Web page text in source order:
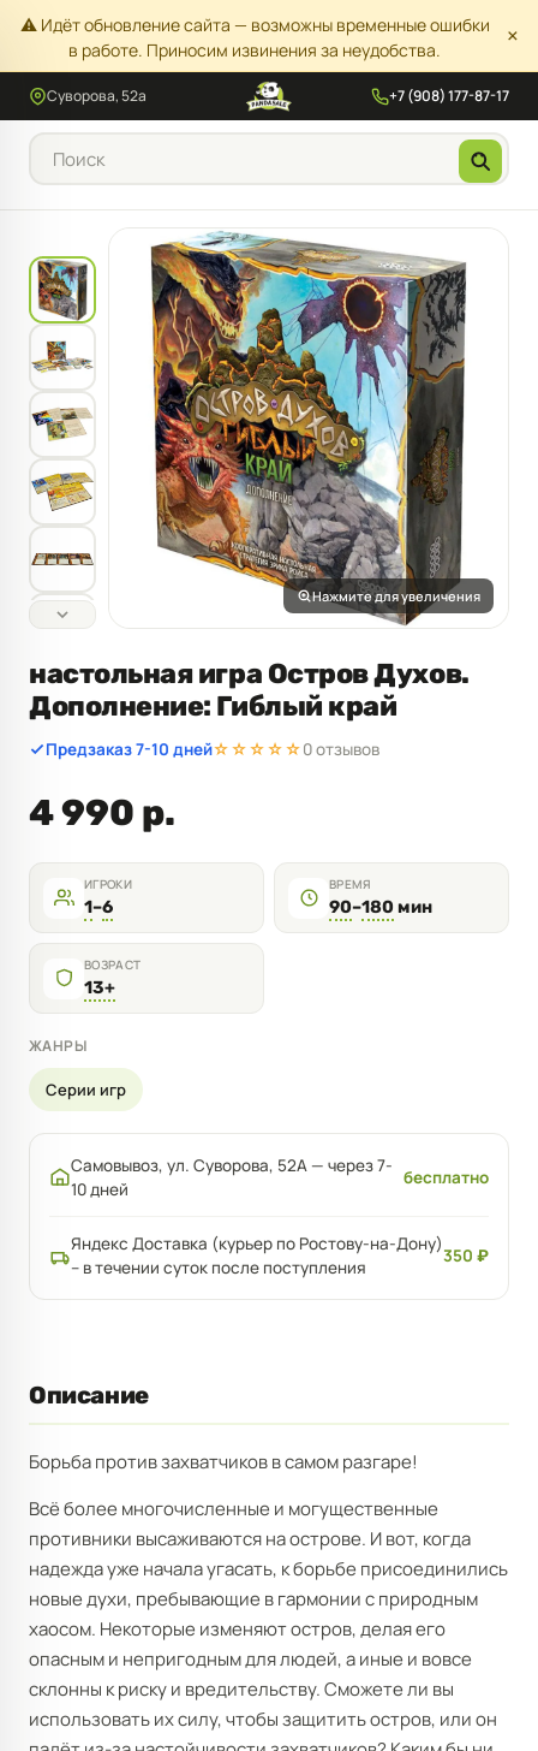
⚠️ Идёт обновление сайта — возможны временные ошибки
в работе. Приносим извинения за неудобства.
×
Суворова, 52а +7 (908) 177-87-17
Нажмите для увеличения
настольная игра Остров Духов.
Дополнение: Гиблый край
Предзаказ 7-10 дней☆☆☆☆☆0 отзывов
4 990 р.
ИГРОКИ
1–6
ВРЕМЯ
90–180 мин
ВОЗРАСТ
13+
ЖАНРЫ
Серии игр
Самовывоз, ул. Суворова, 52А — через 7-
10 дней
бесплатно
Яндекс Доставка (курьер по Ростову-на-Дону)
– в течении суток после поступления
350 ₽
Описание
Борьба против захватчиков в самом разгаре!
Всё более многочисленные и могущественные
противники высаживаются на острове. И вот, когда
надежда уже начала угасать, к борьбе присоединились
новые духи, пребывающие в гармонии с природным
хаосом. Некоторые изменяют остров, делая его
опасным и непригодным для людей, а иные и вовсе
склонны к риску и вредительству. Сможете ли вы
использовать их силу, чтобы защитить остров, или он